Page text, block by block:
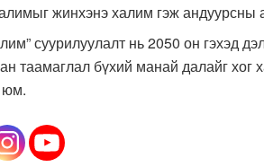
жинхэнэ халим гэж андуурсны
суурилуулалт нь 2050 он гэхэд
таамаглал бүхий манай далайг хог
юм.